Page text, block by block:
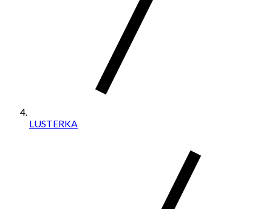
LUSTERKA